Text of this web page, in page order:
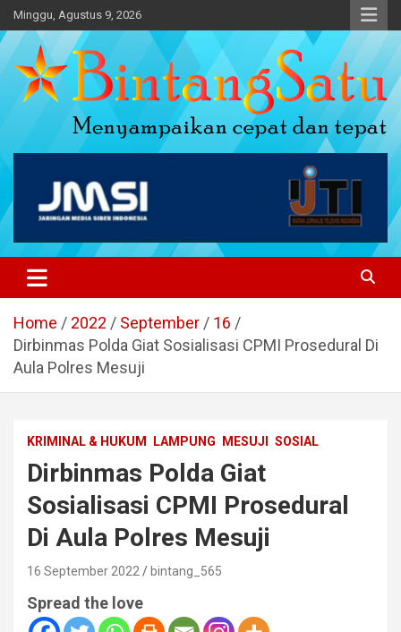
Skip
to
content
Minggu, Agustus 9, 2026
Portal Berita Nasional dan
Regional
Home 2022 September
16
Dirbinmas Polda Giat Sosialisasi CPMI Prosedural Di
Aula Polres Mesuji
KRIMINAL & HUKUM LAMPUNG MESUJI SOSIAL
Dirbinmas Polda Giat
Sosialisasi CPMI Prosedural
Di Aula Polres Mesuji
16 September 2022 bintang_565
Spread the love